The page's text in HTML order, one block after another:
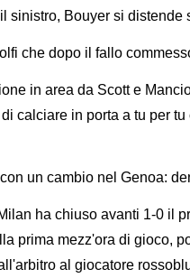
sinistro, Bouyer si
che dopo il fallo
in area da Scott e
calciare in porta a tu per
un cambio nel Genoa:
ha chiuso avanti 1-0 il
prima mezz'ora di gioco,
al giocatore